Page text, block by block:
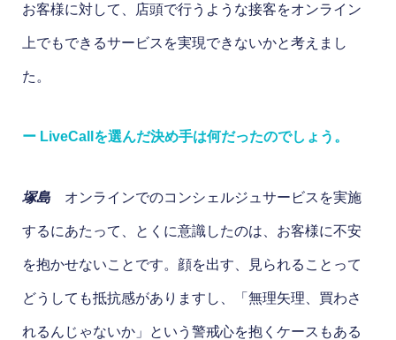
お客様に対して、店頭で行うような接客をオンライン
上でもできるサービスを実現できないかと考えまし
た。
ー LiveCallを選んだ決め手は何だったのでしょう。
塚島オンラインでのコンシェルジュサービスを実施
するにあたって、とくに意識したのは、お客様に不安
を抱かせないことです。顔を出す、見られることって
どうしても抵抗感がありますし、「無理矢理、買わさ
れるんじゃないか」という警戒心を抱くケースもある